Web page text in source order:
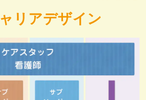
リアデザイン